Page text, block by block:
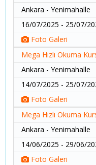
Ankara - Yenimahalle
16/07/2025 - 25/07/
Foto Galeri
Mega Hızlı Okuma
Ankara - Yenimahalle
14/07/2025 - 25/07/
Foto Galeri
Mega Hızlı Okuma
Ankara - Yenimahalle
14/06/2025 - 29/06/
Foto Galeri